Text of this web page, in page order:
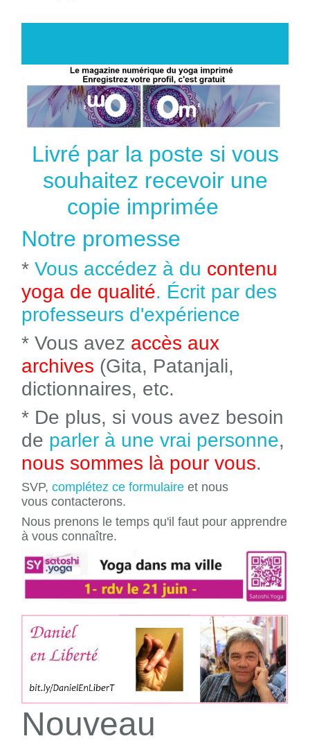
Livré par la poste si vous
souhaitez recevoir une
copie imprimée
Notre promesse
* Vous accédez à du contenu
yoga de qualité. Écrit par des
professeurs d'expérience
* Vous avez accès aux
archives (Gita, Patanjali,
dictionnaires, etc.
* De plus, si vous avez besoin
de parler à une vrai personne,
nous sommes là pour vous.
SVP, complétez ce formulaire et nous
vous contacterons.
Nous prenons le temps qu'il faut pour apprendre
à vous connaître.
Nouveau